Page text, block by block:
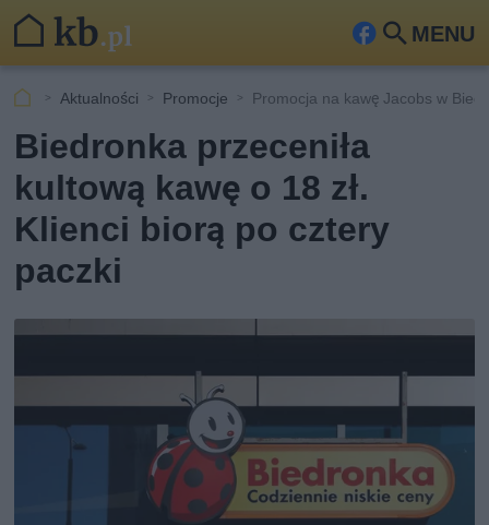
MENU
Fa
ook
Szu
kaj
Aktualności Promocje Promocja na kawę Jacobs w
Biedronka przeceniła
kultową kawę o 18 zł.
Klienci biorą po cztery
paczki